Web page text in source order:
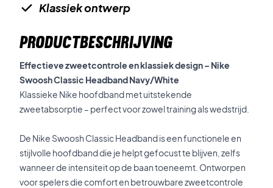
Klassiek ontwerp
PRODUCTBESCHRIJVING
Effectieve zweetcontrole en klassiek design – Nike
Swoosh Classic Headband Navy/White
Klassieke Nike hoofdband met uitstekende
zweetabsorptie – perfect voor zowel training als wedstrijd.
De Nike Swoosh Classic Headband is een functionele en
stijlvolle hoofdband die je helpt gefocust te blijven, zelfs
wanneer de intensiteit op de baan toeneemt. Ontworpen
voor spelers die comfort en betrouwbare zweetcontrole